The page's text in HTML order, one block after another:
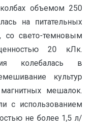
объемом 250
на питательных
со свето-темновым
20 кЛк.
колебалась в
культур
мешалок.
с использованием
не более 1,5 л/